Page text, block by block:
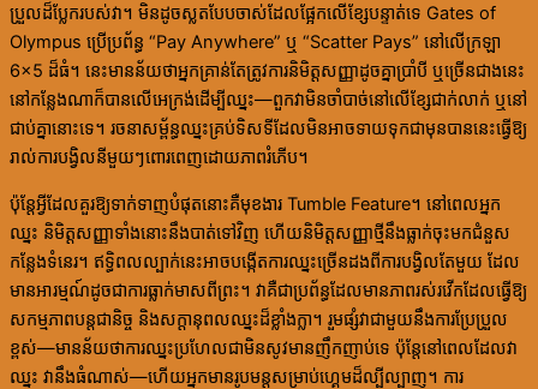
ប្រួលដ៏ប្លែករបស់វា។ មិនដូចស្លតបែបចាស់ដែលផ្អែកលើខ្សែបន្ទាត់ទេ Gates of
Olympus ប្រើប្រព័ន្ធ “Pay Anywhere” ឬ “Scatter Pays” នៅលើក្រឡា
6×5 ដ៏ធំ។ នេះមានន័យថាអ្នកគ្រាន់តែត្រូវការនិមិត្តសញ្ញាដូចគ្នាប្រាំបី ឬច្រើនជាងនេះ
នៅកន្លែងណាក៏បានលើអេក្រង់ដើម្បីឈ្នះ—ពួកវាមិនចាំបាច់នៅលើខ្សែជាក់លាក់ ឬនៅ
ជាប់គ្នានោះទេ។ រចនាសម្ព័ន្ធឈ្នះគ្រប់ទិសទីដែលមិនអាចទាយទុកជាមុនបាននេះធ្វើឱ្យ
រាល់ការបង្វិលនីមួយៗពោរពេញដោយភាពរំភើប។
ប៉ុន្តែអ្វីដែលគួរឱ្យទាក់ទាញបំផុតនោះគឺមុខងារ Tumble Feature។ នៅពេលអ្នក
ឈ្នះ និមិត្តសញ្ញាទាំងនោះនឹងបាត់ទៅវិញ ហើយនិមិត្តសញ្ញាថ្មីនឹងធ្លាក់ចុះមកជំនួស
កន្លែងទំនេរ។ ឥទ្ធិពលល្បាក់នេះអាចបង្កើតការឈ្នះច្រើនដងពីការបង្វិលតែមួយ ដែល
មានអារម្មណ៍ដូចជាការធ្លាក់មាសពីព្រះ។ វាគឺជាប្រព័ន្ធដែលមានភាពរស់រវើកដែលធ្វើឱ្យ
សកម្មភាពបន្តជានិច្ច និងសក្តានុពលឈ្នះដ៏ខ្លាំងក្លា។ រួមផ្សំវាជាមួយនឹងការប្រែប្រួល
ខ្ពស់—មានន័យថាការឈ្នះប្រហែលជាមិនសូវមានញឹកញាប់ទេ ប៉ុន្តែនៅពេលដែលវា
ឈ្នះ វានឹងធំណាស់—ហើយអ្នកមានរូបមន្តសម្រាប់ហ្គេមដ៏ល្បីល្បាញ។ ការ